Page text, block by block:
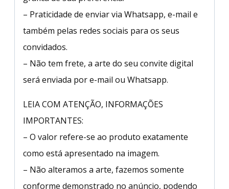
– Praticidade de enviar via Whatsapp, e-mail e
também pelas redes sociais para os seus
convidados.
– Não tem frete, a arte do seu convite digital
será enviada por e-mail ou Whatsapp.
LEIA COM ATENÇÃO, INFORMAÇÕES
IMPORTANTES:
– O valor refere-se ao produto exatamente
como está apresentado na imagem.
– Não alteramos a arte, fazemos somente
conforme demonstrado no anúncio, podendo